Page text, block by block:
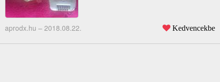
aprodx.hu – 2018.08.22. Kedvencekbe